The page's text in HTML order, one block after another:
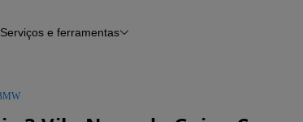
Serviços e ferramentas